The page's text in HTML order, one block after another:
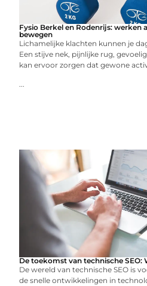
Fysio Berkel en Rodenrijs: werken
bewegen
Lichamelijke klachten kunnen je
Een stijve nek, pijnlijke rug,
kan ervoor zorgen dat gewone
...
De toekomst van technische SEO:
De wereld van technische SEO is
de snelle ontwikkelingen in